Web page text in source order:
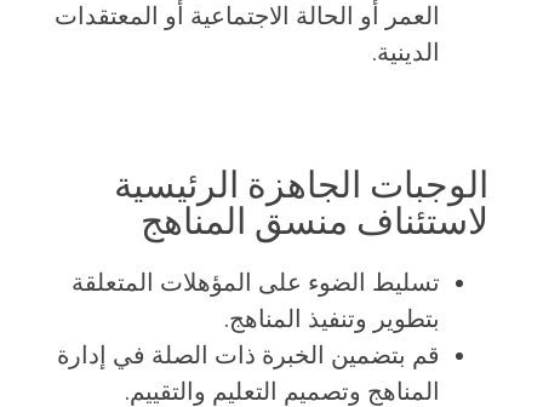
العمر أو الحالة الاجتماعية أو المعتقدات
الدينية.
الوجبات الجاهزة الرئيسية
لاستئناف منسق المناهج
تسليط الضوء على المؤهلات المتعلقة
بتطوير وتنفيذ المناهج.
قم بتضمين الخبرة ذات الصلة في إدارة
المناهج وتصميم التعليم والتقييم.